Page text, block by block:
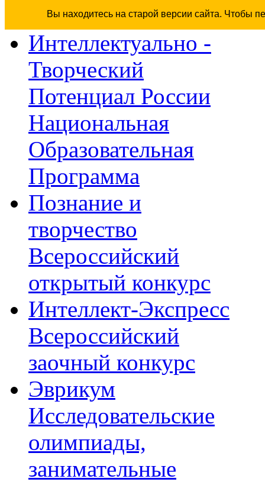
Вы находитесь на старой версии сайта. Чтобы
Интеллектуально -
Творческий
Потенциал России
Национальная
Образовательная
Программа
Познание и
творчество
Всероссийский
открытый конкурс
Интеллект-Экспресс
Всероссийский
заочный конкурс
Эврикум
Исследовательские
олимпиады,
занимательные